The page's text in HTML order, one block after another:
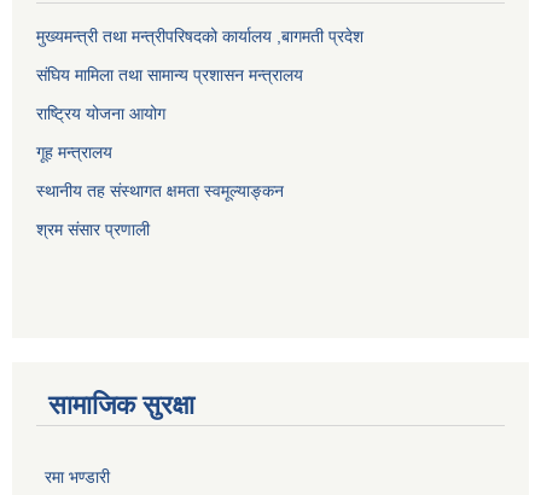
मुख्यमन्त्री तथा मन्त्रीपरिषदको कार्यालय ,बागमती प्रदेश
संघिय मामिला तथा सामान्य प्रशासन मन्त्रालय
राष्ट्रिय योजना आयोग
गूह मन्त्रालय
स्थानीय तह संस्थागत क्षमता स्वमूल्याङ्कन
श्रम संसार प्रणाली
सामाजिक सुरक्षा
रमा भण्डारी